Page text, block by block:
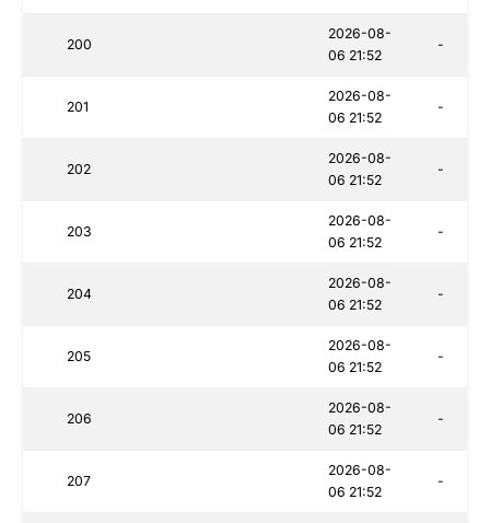
200
2026-08-
06 21:52
-
201
2026-08-
06 21:52
-
202
2026-08-
06 21:52
-
203
2026-08-
06 21:52
-
204
2026-08-
06 21:52
-
205
2026-08-
06 21:52
-
206
2026-08-
06 21:52
-
207
2026-08-
06 21:52
-